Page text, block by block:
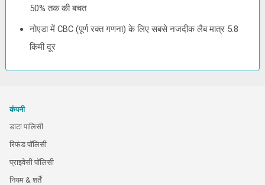
50% तक की बचत
नोएडा में CBC (पूर्ण रक्त गणना) के लिए सबसे नजदीक लैब मात्र 5.8
किमी दूर
कंपनी
डाटा पालिसी
रिफंड पॉलिसी
प्राइवेसी पॉलिसी
नियम & शर्तें